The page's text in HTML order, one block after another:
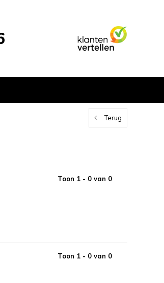
Terug
Toon 1 - 0 van 0
Toon 1 - 0 van 0